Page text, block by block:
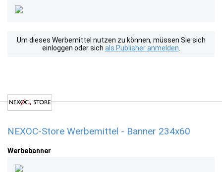
Um dieses Werbemittel nutzen zu können, müssen Sie sich
einloggen oder sich als Publisher anmelden
NEXOC-Store Werbemittel - Banner 234x60
Werbebanner